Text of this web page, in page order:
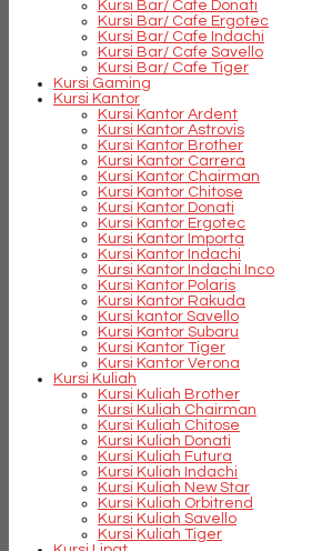
Kursi Bar/ Cafe Donati
Kursi Bar/ Cafe Ergotec
Kursi Bar/ Cafe Indachi
Kursi Bar/ Cafe Savello
Kursi Bar/ Cafe Tiger
Kursi Gaming
Kursi Kantor
Kursi Kantor Ardent
Kursi Kantor Astrovis
Kursi Kantor Brother
Kursi Kantor Carrera
Kursi Kantor Chairman
Kursi Kantor Chitose
Kursi Kantor Donati
Kursi Kantor Ergotec
Kursi Kantor Importa
Kursi Kantor Indachi
Kursi Kantor Indachi Inco
Kursi Kantor Polaris
Kursi Kantor Rakuda
Kursi kantor Savello
Kursi Kantor Subaru
Kursi Kantor Tiger
Kursi Kantor Verona
Kursi Kuliah
Kursi Kuliah Brother
Kursi Kuliah Chairman
Kursi Kuliah Chitose
Kursi Kuliah Donati
Kursi Kuliah Futura
Kursi Kuliah Indachi
Kursi Kuliah New Star
Kursi Kuliah Orbitrend
Kursi Kuliah Savello
Kursi Kuliah Tiger